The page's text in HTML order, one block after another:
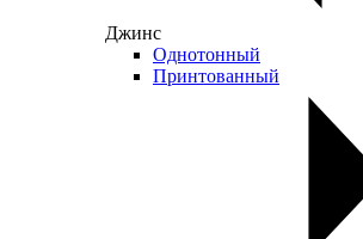
Джинс
Однотонный
Принтованный